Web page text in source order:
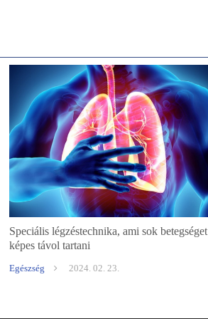
Speciális légzéstechnika, ami sok betegséget
képes távol tartani
Egészség 2024. 02. 23.